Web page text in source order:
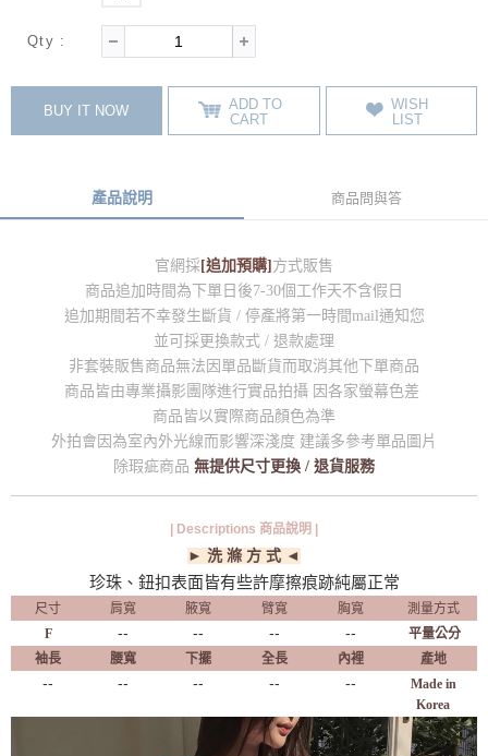
Qty :
BUY IT NOW
ADD TO
CART
WISH
LIST
產品說明 商品問與答
官網採[追加預購]方式販售
商品追加時間為下單日後7-30個工作天不含假日
追加期間若不幸發生斷貨 / 停產將第一時間mail通知您
並可採更換款式 / 退款處理
非套裝販售商品無法因單品斷貨而取消其他下單商品
商品皆由專業攝影團隊進行實品拍攝 因各家螢幕色差
商品皆以實際商品顏色為準
外拍會因為室內外光線而影響深淺度 建議多參考單品圖片
除瑕疵商品 無提供尺寸更換 / 退貨服務
| Descriptions 商品說明 |
► 洗 滌 方 式 ◄
珍珠、鈕扣表面皆有些許摩擦痕跡純屬正常
尺寸 肩寬 腋寬 臂寬 胸寬
測量方式
F
-- -- -- --
平量公分
袖長
腰寬 下擺 全長 內裡 產地
-- -- -- -- --
Made in
Korea